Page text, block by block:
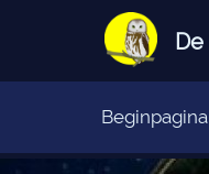
Beginpagina